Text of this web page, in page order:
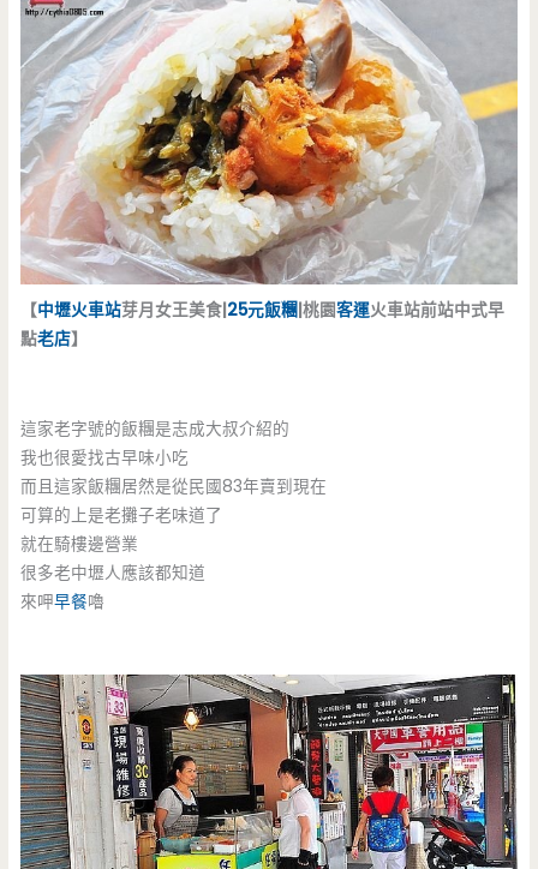
【中壢火車站芽月女王美食|25元飯糰|桃園客運火車站前站中式早
點老店】
這家老字號的飯糰是志成大叔介紹的
我也很愛找古早味小吃
而且這家飯糰居然是從民國83年賣到現在
可算的上是老攤子老味道了
就在騎樓邊營業
很多老中壢人應該都知道
來呷早餐嚕